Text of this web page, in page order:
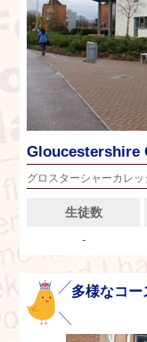
Gloucestershire
グロスターシャーカレッ
生徒数
-
多様なコー